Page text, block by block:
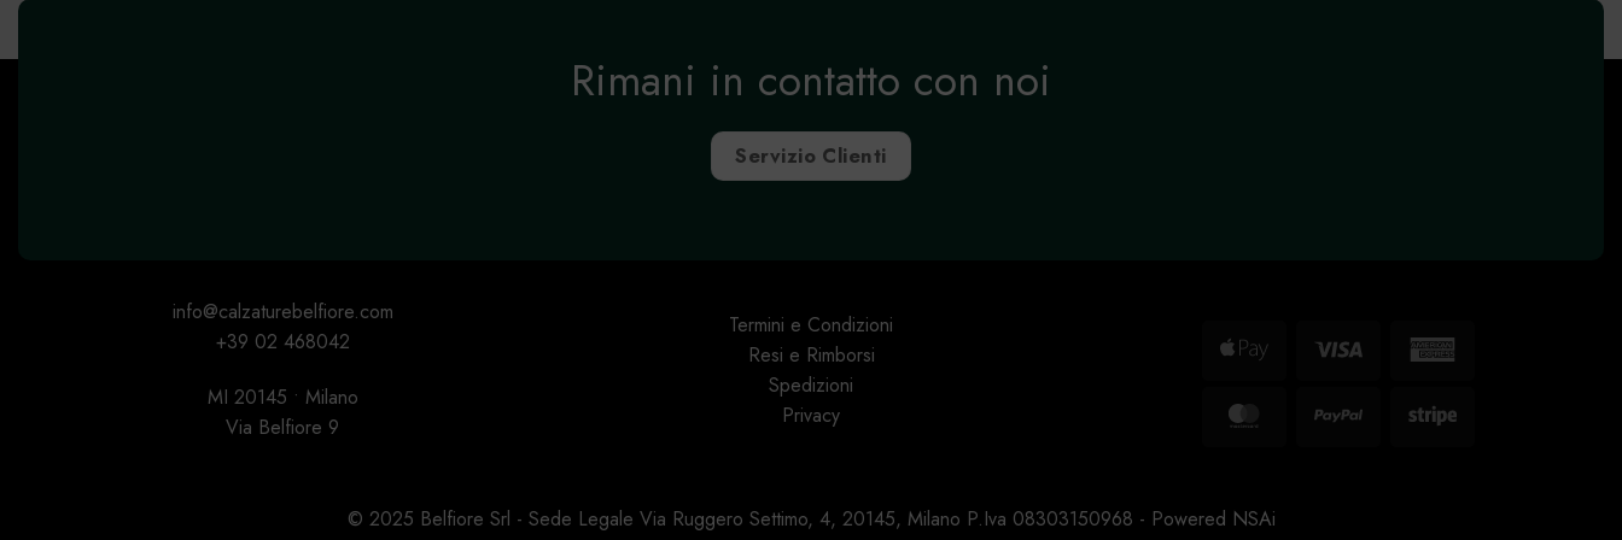
Rimani in contatto con noi
Servizio Clienti
info@calzaturebelfiore.com
+39 02 468042
MI 20145 • Milano
Via Belfiore 9
Termini e Condizioni
Resi e Rimborsi
Spedizioni
Privacy
Apple
Visa
American
MasterCard
Stripe
© 2025 Belfiore Srl - Sede Legale Via Ruggero Settimo, 4, 20145, Milano P.Iva 08303150968 - Powered NSAi